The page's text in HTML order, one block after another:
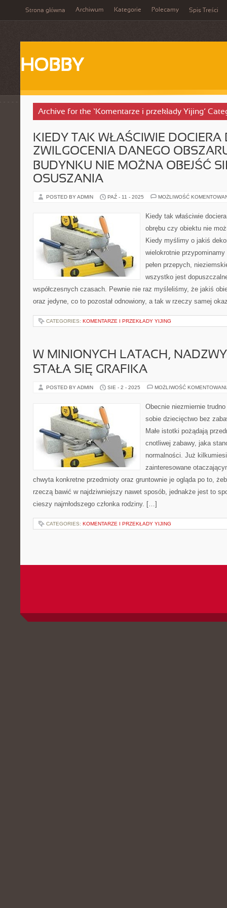
Strona główna Archiwum Kategorie Polecamy Spis Treści
HOBBY
Archive for the ‘Komentarze i przekłady Yijing’
KIEDY TAK WŁAŚCIWIE DOCIERA
ZWILGOCENIA DANEGO
BUDYNKU NIE MOŻNA OBEJŚĆ
OSUSZANIA
POSTED BY ADMIN PAŹ - 11 - 2025 MOŻLIWOŚĆ
Kiedy tak właściwie
obrębu czy obiektu nie
Kiedy myślimy o jakiś
wielokrotnie przypominamy
pełen przepych,
wszystko jest
współczesnych czasach. Pewnie nie raz myśleliśmy, że jakiś
oraz jedyne, co to pozostał odnowiony, a tak w rzeczy samej
CATEGORIES: KOMENTARZE I PRZEKŁADY YIJING
W MINIONYCH LATACH,
STAŁA SIĘ GRAFIKA
POSTED BY ADMIN SIE - 2 - 2025 MOŻLIWOŚĆ
Obecnie niezmiernie
sobie dziecięctwo bez
Małe istotki pożądają
cnotliwej zabawy, jaka
normalności. Już
zainteresowane
chwyta konkretne przedmioty oraz gruntownie je ogląda po to,
rzeczą bawić w najdziwniejszy nawet sposób, jednakże jest to
cieszy najmłodszego członka rodziny. […]
CATEGORIES: KOMENTARZE I PRZEKŁADY YIJING